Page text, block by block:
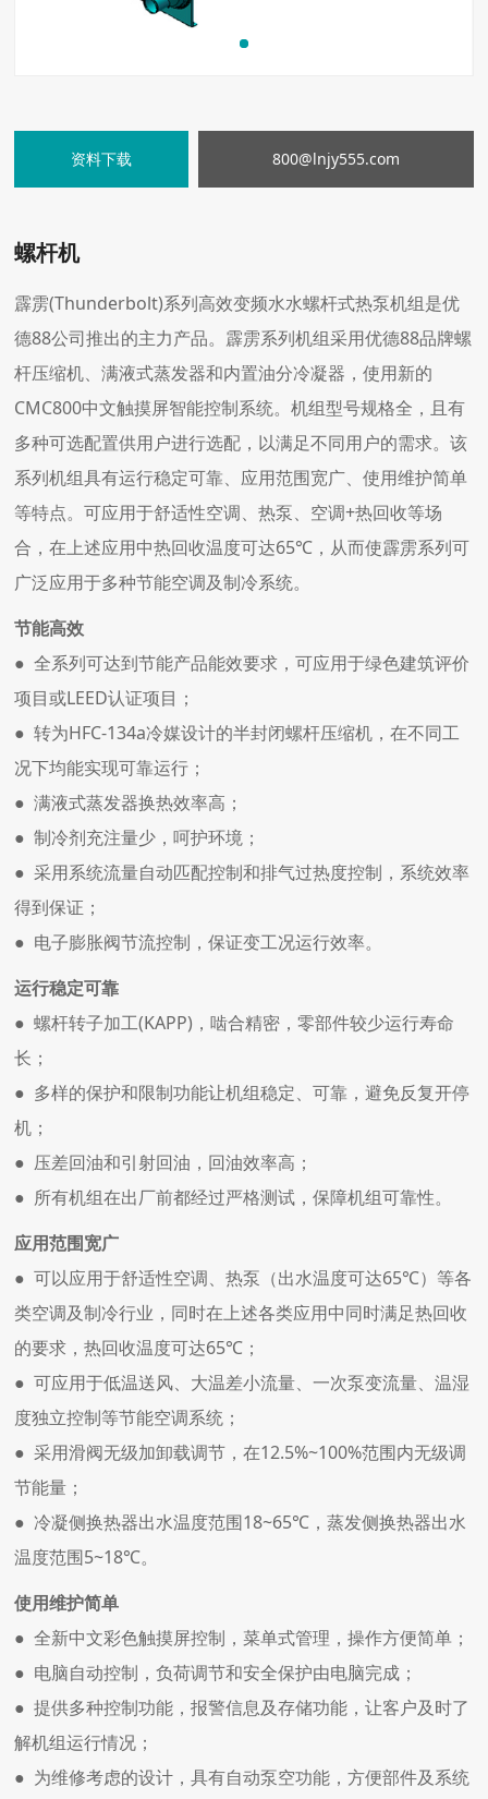
资料下载 800@lnjy555.com
螺杆机
霹雳(Thunderbolt)系列高效变频水水螺杆式热泵机组是优
德88公司推出的主力产品。霹雳系列机组采用优德88品牌螺
杆压缩机、满液式蒸发器和内置油分冷凝器，使用新的
CMC800中文触摸屏智能控制系统。机组型号规格全，且有
多种可选配置供用户进行选配，以满足不同用户的需求。该
系列机组具有运行稳定可靠、应用范围宽广、使用维护简单
等特点。可应用于舒适性空调、热泵、空调+热回收等场
合，在上述应用中热回收温度可达65℃，从而使霹雳系列可
广泛应用于多种节能空调及制冷系统。
节能高效
● 全系列可达到节能产品能效要求，可应用于绿色建筑评价
项目或LEED认证项目；
● 转为HFC-134a冷媒设计的半封闭螺杆压缩机，在不同工
况下均能实现可靠运行；
● 满液式蒸发器换热效率高；
● 制冷剂充注量少，呵护环境；
● 采用系统流量自动匹配控制和排气过热度控制，系统效率
得到保证；
● 电子膨胀阀节流控制，保证变工况运行效率。
运行稳定可靠
● 螺杆转子加工(KAPP)，啮合精密，零部件较少运行寿命
长；
● 多样的保护和限制功能让机组稳定、可靠，避免反复开停
机；
● 压差回油和引射回油，回油效率高；
● 所有机组在出厂前都经过严格测试，保障机组可靠性。
应用范围宽广
● 可以应用于舒适性空调、热泵（出水温度可达65℃）等各
类空调及制冷行业，同时在上述各类应用中同时满足热回收
的要求，热回收温度可达65℃；
● 可应用于低温送风、大温差小流量、一次泵变流量、温湿
度独立控制等节能空调系统；
● 采用滑阀无级加卸载调节，在12.5%~100%范围内无级调
节能量；
● 冷凝侧换热器出水温度范围18~65℃，蒸发侧换热器出水
温度范围5~18℃。
使用维护简单
● 全新中文彩色触摸屏控制，菜单式管理，操作方便简单；
● 电脑自动控制，负荷调节和安全保护由电脑完成；
● 提供多种控制功能，报警信息及存储功能，让客户及时了
解机组运行情况；
● 为维修考虑的设计，具有自动泵空功能，方便部件及系统